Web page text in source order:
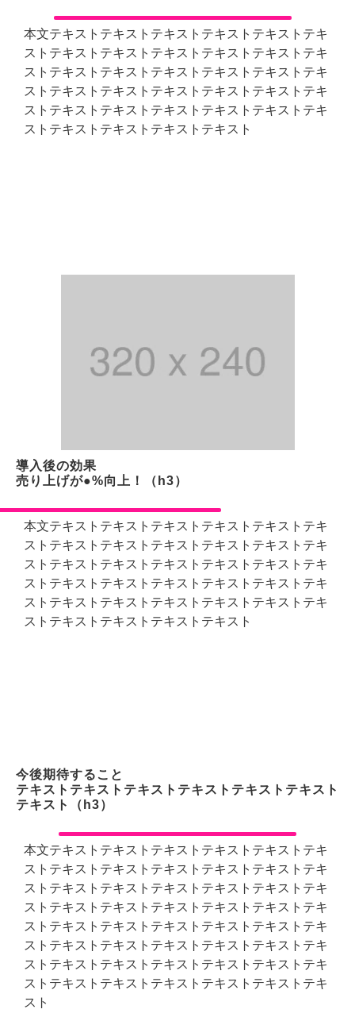
本文テキストテキストテキストテキストテキストテキ
ストテキストテキストテキストテキストテキストテキ
ストテキストテキストテキストテキストテキストテキ
ストテキストテキストテキストテキストテキストテキ
ストテキストテキストテキストテキストテキストテキ
ストテキストテキストテキストテキスト
導入後の効果
売り上げが●%向上！（h3）
本文テキストテキストテキストテキストテキストテキ
ストテキストテキストテキストテキストテキストテキ
ストテキストテキストテキストテキストテキストテキ
ストテキストテキストテキストテキストテキストテキ
ストテキストテキストテキストテキストテキストテキ
ストテキストテキストテキストテキスト
今後期待すること
テキストテキストテキストテキストテキストテキスト
テキスト（h3）
本文テキストテキストテキストテキストテキストテキ
ストテキストテキストテキストテキストテキストテキ
ストテキストテキストテキストテキストテキストテキ
ストテキストテキストテキストテキストテキストテキ
ストテキストテキストテキストテキストテキストテキ
ストテキストテキストテキストテキストテキストテキ
ストテキストテキストテキストテキストテキストテキ
ストテキストテキストテキストテキストテキストテキ
スト